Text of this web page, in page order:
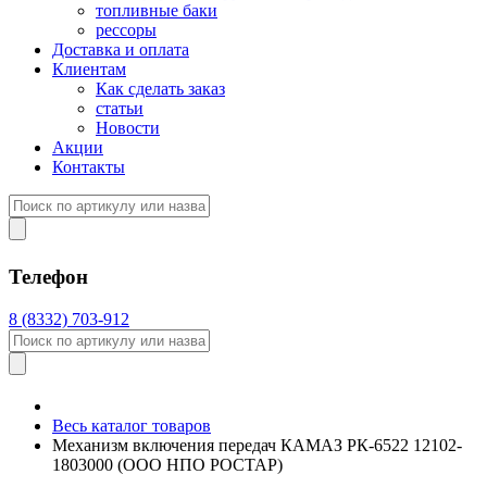
топливные баки
рессоры
Доставка и оплата
Клиентам
Как сделать заказ
статьи
Новости
Акции
Контакты
Телефон
8 (8332) 703-912
Весь каталог товаров
Механизм включения передач КАМАЗ РК-6522 12102-
1803000 (ООО НПО РОСТАР)